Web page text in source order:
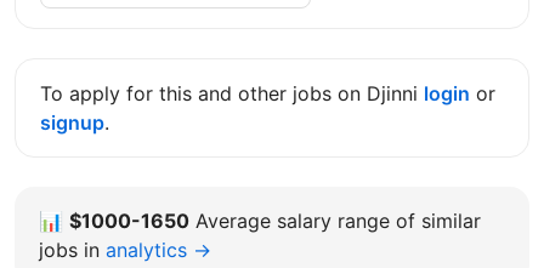
To apply for this and other jobs on Djinni login or
signup.
📊 $1000-1650 Average salary range of similar
jobs in analytics →